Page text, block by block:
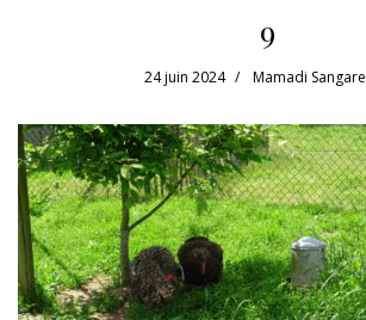
9
24 juin 2024 Mamadi Sangare